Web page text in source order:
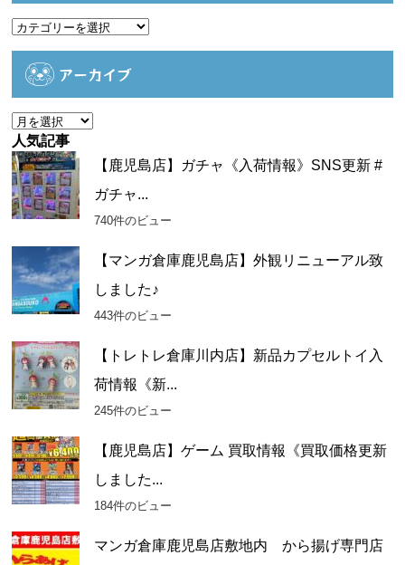
カ
アーカイブ
ア
ー
カ
イ
ブ
人気記事
【鹿児島店】ガチャ《入荷情報》SNS更新 #
ガチャ...
740件のビュー
【マンガ倉庫鹿児島店】外観リニューアル致
しました♪
443件のビュー
【トレトレ倉庫川内店】新品カプセルトイ入
荷情報《新...
245件のビュー
【鹿児島店】ゲーム 買取情報《買取価格更新
しました...
184件のビュー
マンガ倉庫鹿児島店敷地内 から揚げ専門店